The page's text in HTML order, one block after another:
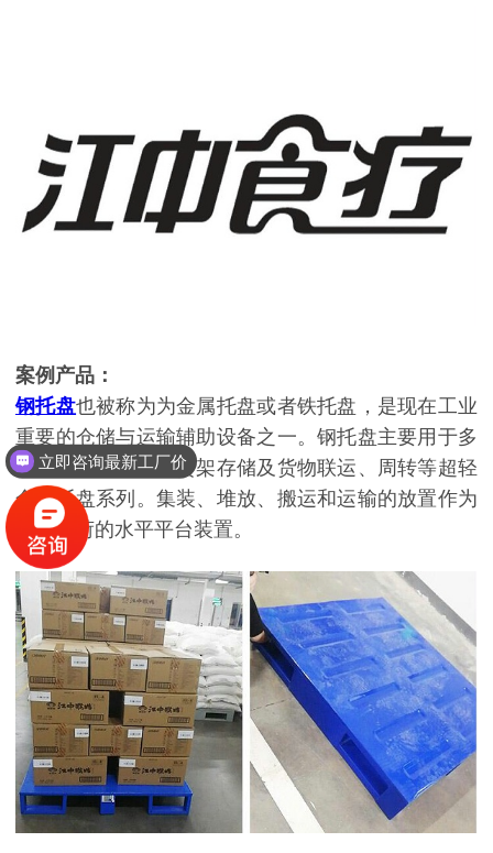
案例产品：
钢托盘也被称为为金属托盘或者铁托盘，是现在工业
重要的仓储与运输辅助设备之一。钢托盘主要用于多
用途的地面存储、货架存储及货物联运、周转等超轻
金属托盘系列。集装、堆放、搬运和运输的放置作为
单元负荷的水平平台装置。
立即咨询最新工厂价